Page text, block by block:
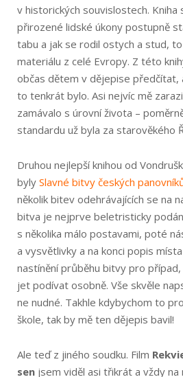
v historických souvislostech. Kniha
přirozené lidské úkony postupně
tabu a jak se rodil ostych a stud,
materiálu z celé Evropy. Z této
občas dětem v dějepise předčítat,
to tenkrát bylo. Asi nejvíc mě
zamávalo s úrovní života –
standardu už byla za starověkého
Druhou nejlepší knihou od
byly Slavné bitvy českých
několik bitev odehrávajících se na
bitva je nejprve beletristicky
s několika málo postavami, poté
a vysvětlivky a na konci popis
nastínění průběhu bitvy pro
jet podívat osobně. Vše skvěle
ne nudné. Takhle kdybychom to
škole, tak by mě ten dějepis bavil!
Ale teď z jiného soudku. Film
sen jsem viděl asi třikrát a vždy na